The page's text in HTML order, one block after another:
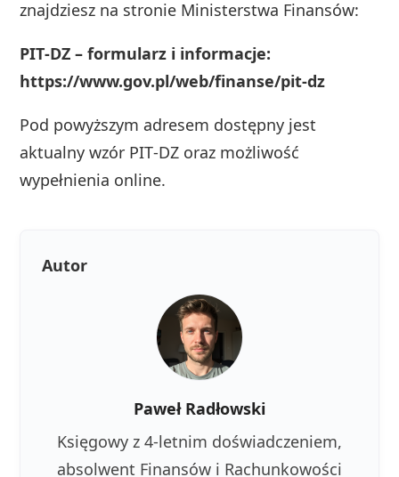
znajdziesz na stronie Ministerstwa Finansów:
PIT‑DZ – formularz i informacje:
https://www.gov.pl/web/finanse/pit-dz
Pod powyższym adresem dostępny jest
aktualny wzór PIT‑DZ oraz możliwość
wypełnienia online.
Autor
Paweł Radłowski
Księgowy z 4-letnim doświadczeniem,
absolwent Finansów i Rachunkowości